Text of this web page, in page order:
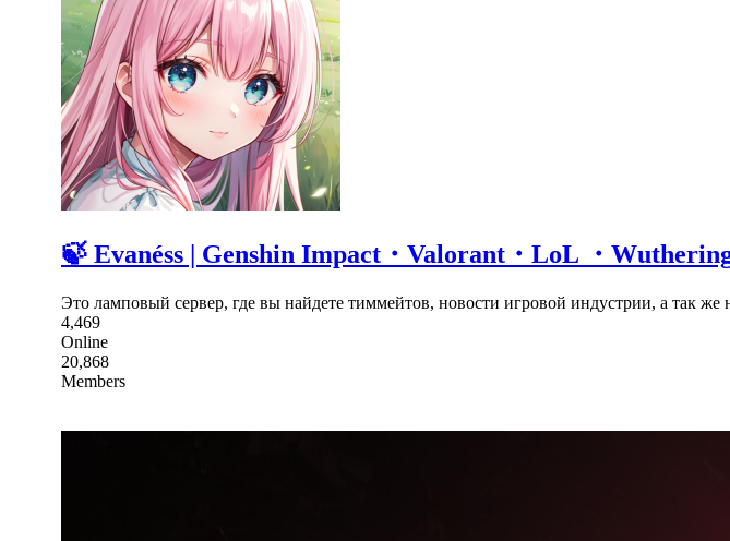
🍃 Evanéss | Genshin Impact・Valorant・LoL ・
Это ламповый сервер, где вы найдете тиммейтов, новости игровой индустрии, а так
4,469
Online
20,868
Members